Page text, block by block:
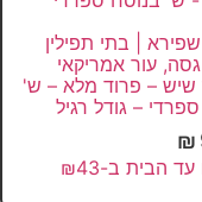
שפירא | בתי תפילין
עור אמריקאי
שיש – פרוד מלא – ש'
– גודל רגיל
₪
הבית ב-₪43